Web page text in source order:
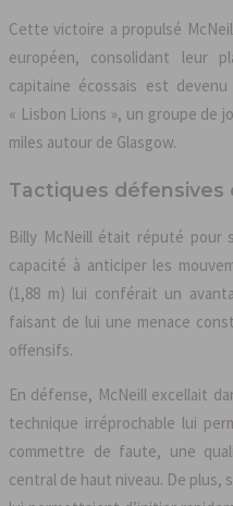
Cette victoire a propulsé
européen, consolidant leur
capitaine écossais est
« Lisbon Lions », un groupe de
miles autour de Glasgow.
Tactiques défensives
Billy McNeill était réputé pour
capacité à anticiper les
(1,88 m) lui conférait un
faisant de lui une menace
offensifs.
En défense, McNeill excellait
technique irréprochable lui
commettre de faute, une
central de haut niveau. De plus,